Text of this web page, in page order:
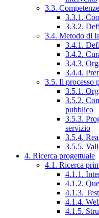
3.3.
3.3.1.
3.3.2.
3.4. Metodo di
3.4.1.
3.4.2.
3.4.3.
3.4.4.
3.5. Il processo
3.5.1.
3.5.2.
pubblico
3.5.3.
servizio
3.5.4.
3.5.5.
4. Ricerca progettuale
4.1. Ricerca
4.1.1.
4.1.2.
4.1.3.
4.1.4.
4.1.5.